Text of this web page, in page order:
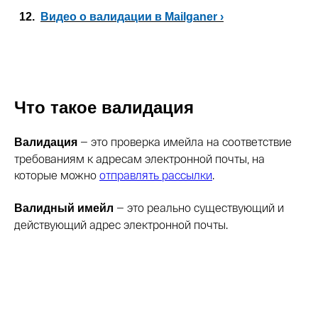
12. Видео о валидации в Mailganer ›
Что такое валидация
Валидация — это проверка имейла на соответствие
требованиям к адресам электронной почты, на
которые можно отправлять рассылки.
Валидный имейл — это реально существующий и
действующий адрес электронной почты.